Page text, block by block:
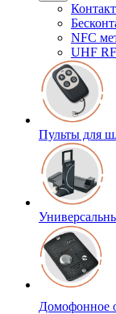
NFC
UHF
Пульты для
Домофонное